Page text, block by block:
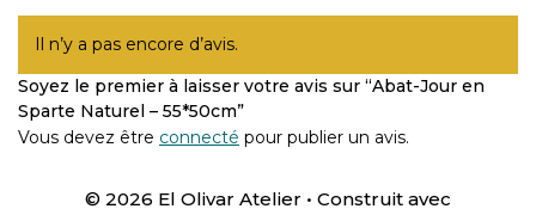
Il n’y a pas encore d’avis.
Soyez le premier à laisser votre avis sur “Abat-Jour en
Sparte Naturel – 55*50cm”
Vous devez être connecté pour publier un avis.
© 2026 El Olivar Atelier • Construit avec